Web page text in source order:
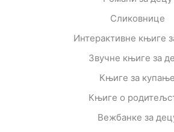
Сликовнице
Интерактивне књиге
Звучне књиге за
Књиге за купање
Књиге о
Вежбанке за